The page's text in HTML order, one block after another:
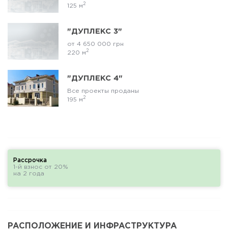
125 м 2
"ДУПЛЕКС 3"
от 4 650 000 грн
220 м 2
"ДУПЛЕКС 4"
Все проекты проданы
195 м 2
Рассрочка
1-й взнос от 20%
на 2 года
РАСПОЛОЖЕНИЕ И ИНФРАСТРУКТУРА